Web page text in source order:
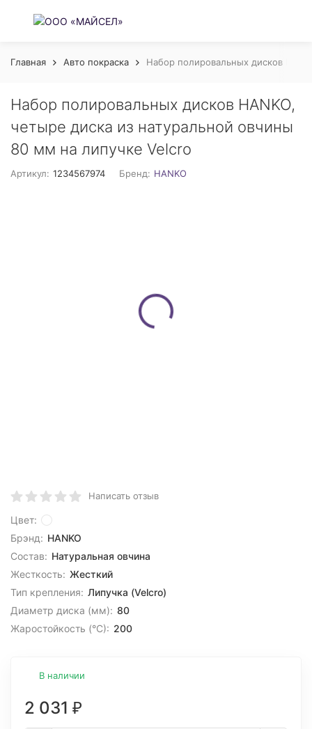
Главная Авто покраска Набор полировальных дисков
Набор полировальных дисков HANKO,
четыре диска из натуральной овчины
80 мм на липучке Velcro
Артикул: 1234567974 Бренд: HANKO
Написать отзыв
Цвет:
Брэнд: HANKO
Состав: Натуральная овчина
Жесткость: Жесткий
Тип крепления: Липучка (Velcro)
Диаметр диска (мм): 80
Жаростойкость (°С): 200
В наличии
2 031 ₽